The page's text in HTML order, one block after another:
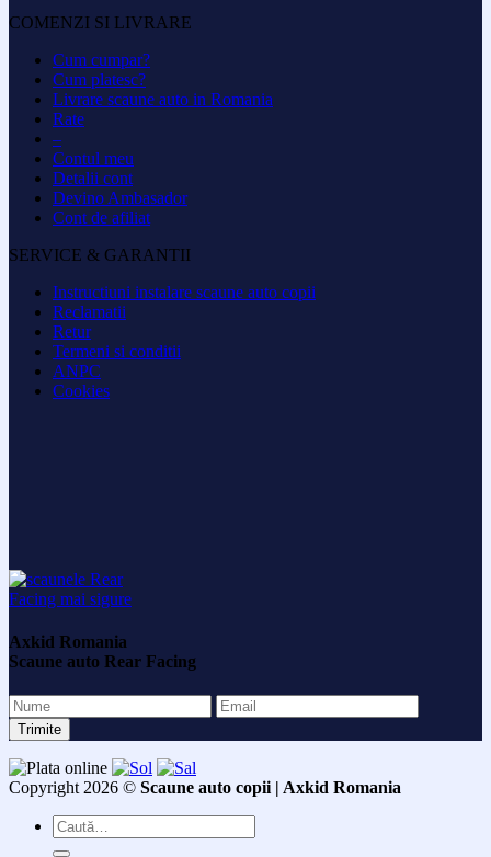
COMENZI SI LIVRARE
Cum cumpar?
Cum platesc?
Livrare scaune auto in Romania
Rate
–
Contul meu
Detalii cont
Devino Ambasador
Cont de afiliat
SERVICE & GARANTII
Instructiuni instalare scaune auto copii
Reclamatii
Retur
Termeni si conditii
ANPC
Cookies
Axkid Romania
Scaune auto Rear Facing
Copyright 2026 © Scaune auto copii | Axkid Romania
Caută
după: